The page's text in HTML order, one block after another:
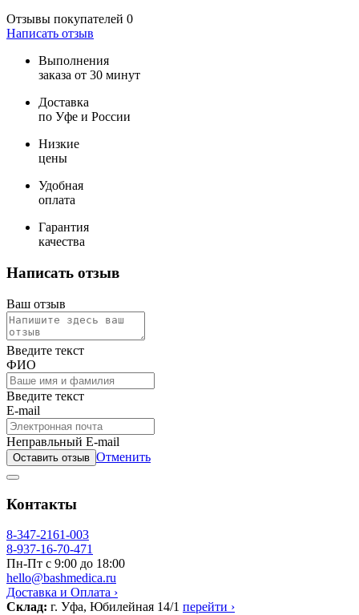
Отзывы покупателей 0
Написать отзыв
Выполнения
заказа от 30 минут
Доставка
по Уфе и России
Низкие
цены
Удобная
оплата
Гарантия
качества
Написать отзыв
Ваш отзыв
Введите текст
ФИО
Введите текст
E-mail
Неправльный E-mail
Оставить отзыв Отменить
Контакты
8-347-2161-003
8-937-16-70-471
Пн-Пт с 9:00 до 18:00
hello@bashmedica.ru
Доставка и Оплата ›
Склад: г. Уфа, Юбилейная 14/1 перейти ›